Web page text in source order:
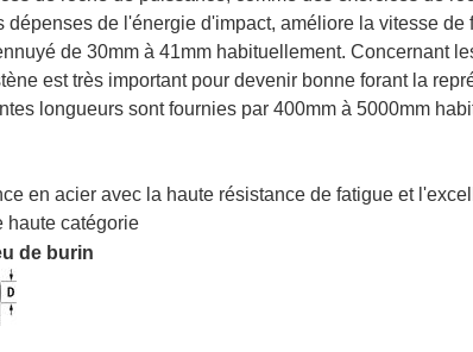
de l'énergie d'impact, améliore la vitesse
de 30mm à 41mm habituellement. Concernant
est très important pour devenir bonne forant la
longueurs sont fournies par 400mm à 5000mm
en acier avec la haute résistance de fatigue et
haute catégorie
de burin